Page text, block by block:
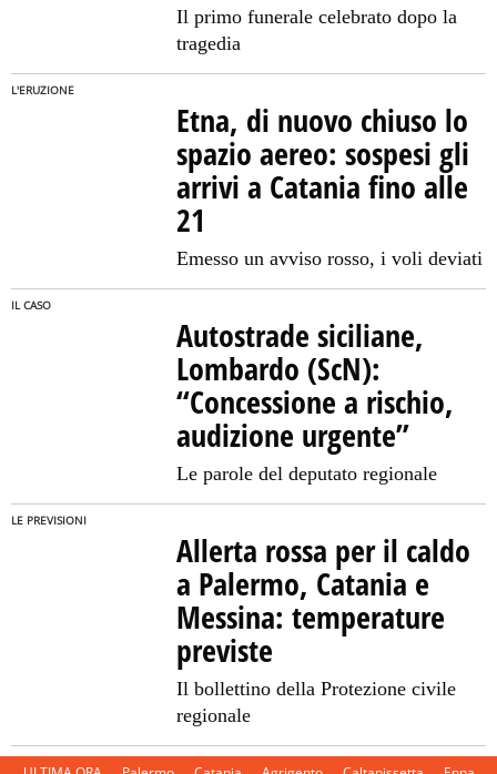
Il primo funerale celebrato dopo la
tragedia
L'ERUZIONE
Etna, di nuovo chiuso lo
spazio aereo: sospesi gli
arrivi a Catania fino alle
21
Emesso un avviso rosso, i voli deviati
IL CASO
Autostrade siciliane,
Lombardo (ScN):
“Concessione a rischio,
audizione urgente”
Le parole del deputato regionale
LE PREVISIONI
Allerta rossa per il caldo
a Palermo, Catania e
Messina: temperature
previste
Il bollettino della Protezione civile
regionale